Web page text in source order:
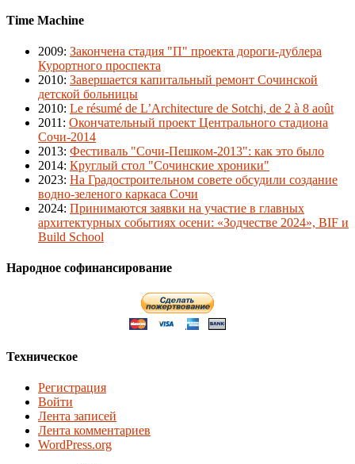
Time Machine
2009: Закончена стадия "П" проекта дороги-дублера
Курортного проспекта
2010: Завершается капитальный ремонт Сочинской
детской больницы
2010: Le résumé de L’Architecture de Sotchi, de 2 à 8 août
2011 : Окончательный проект Центрального стадиона
Сочи-2014
2013: Фестиваль "Сочи-Пешком-2013": как это было
2014: Круглый стол "Сочинские хроники"
2023: На Градостроительном совете обсудили создание
водно-зеленого каркаса Сочи
2024: Принимаются заявки на участие в главных
архитектурных событиях осени: «Зодчестве 2024», BIF и
Build School
Народное софинансирование
Техническое
Регистрация
Войти
Лента записей
Лента комментариев
WordPress.org